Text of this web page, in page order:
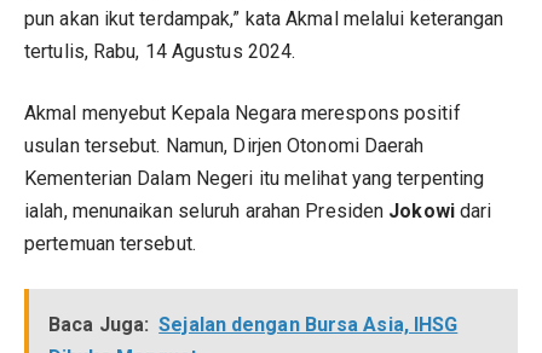
pun akan ikut terdampak,” kata Akmal melalui keterangan
tertulis, Rabu, 14 Agustus 2024.
Akmal menyebut Kepala Negara merespons positif
usulan tersebut. Namun, Dirjen Otonomi Daerah
Kementerian Dalam Negeri itu melihat yang terpenting
ialah, menunaikan seluruh arahan Presiden Jokowidari
pertemuan tersebut.
Baca Juga: Sejalan dengan Bursa Asia, IHSG